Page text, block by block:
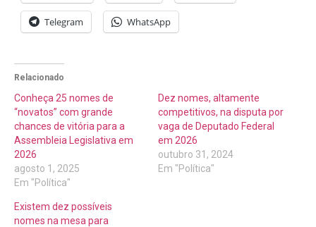
Telegram WhatsApp
Relacionado
Conheça 25 nomes de
“novatos” com grande
chances de vitória para a
Assembleia Legislativa em
2026
agosto 1, 2025
Em "Política"
Dez nomes, altamente
competitivos, na disputa por
vaga de Deputado Federal
em 2026
outubro 31, 2024
Em "Política"
Existem dez possíveis
nomes na mesa para